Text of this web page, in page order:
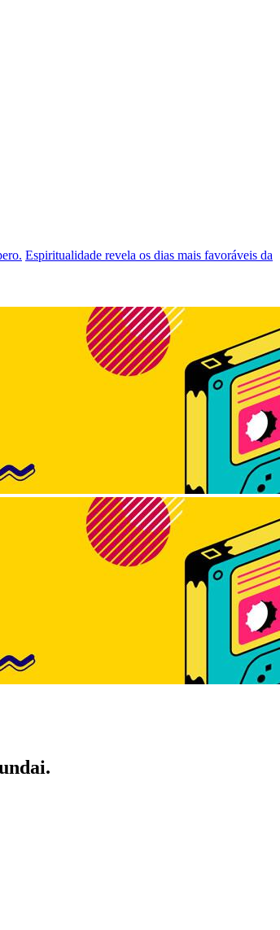
Espiritualidade revela os dias mais favoráveis da